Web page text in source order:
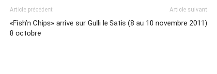
Article précédent
«Fish’n Chips» arrive sur Gulli le
8 octobre
Article suivant
Satis (8 au 10 novembre 2011)